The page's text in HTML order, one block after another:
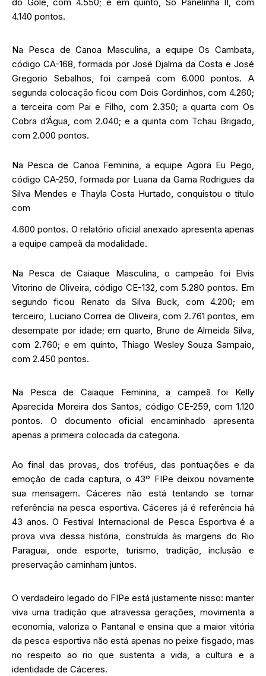
4.140 pontos.
Na Pesca de Canoa Masculina, a equipe Os Cambata,
código CA-168, formada por José Djalma da Costa e José
Gregorio Sebalhos, foi campeã com 6.000 pontos. A
segunda colocação ficou com Dois Gordinhos, com 4.260;
a terceira com Pai e Filho, com 2.350; a quarta com Os
Cobra d’Água, com 2.040; e a quinta com Tchau Brigado,
com 2.000 pontos.
Na Pesca de Canoa Feminina, a equipe Agora Eu Pego,
código CA-250, formada por Luana da Gama Rodrigues da
Silva Mendes e Thayla Costa Hurtado, conquistou o título
com
4.600 pontos. O relatório oficial anexado apresenta apenas
a equipe campeã da modalidade.
Na Pesca de Caiaque Masculina, o campeão foi Elvis
Vitorino de Oliveira, código CE-132, com 5.280 pontos. Em
segundo ficou Renato da Silva Buck, com 4.200; em
terceiro, Luciano Correa de Oliveira, com 2.761 pontos, em
desempate por idade; em quarto, Bruno de Almeida Silva,
com 2.760; e em quinto, Thiago Wesley Souza Sampaio,
com 2.450 pontos.
Na Pesca de Caiaque Feminina, a campeã foi Kelly
Aparecida Moreira dos Santos, código CE-259, com 1.120
pontos. O documento oficial encaminhado apresenta
apenas a primeira colocada da categoria.
Ao final das provas, dos troféus, das pontuações e da
emoção de cada captura, o 43º FIPe deixou novamente
sua mensagem. Cáceres não está tentando se tornar
referência na pesca esportiva. Cáceres já é referência há
43 anos. O Festival Internacional de Pesca Esportiva é a
prova viva dessa história, construída às margens do Rio
Paraguai, onde esporte, turismo, tradição, inclusão e
preservação caminham juntos.
O verdadeiro legado do FIPe está justamente nisso: manter
viva uma tradição que atravessa gerações, movimenta a
economia, valoriza o Pantanal e ensina que a maior vitória
da pesca esportiva não está apenas no peixe fisgado, mas
no respeito ao rio que sustenta a vida, a cultura e a
identidade de Cáceres.